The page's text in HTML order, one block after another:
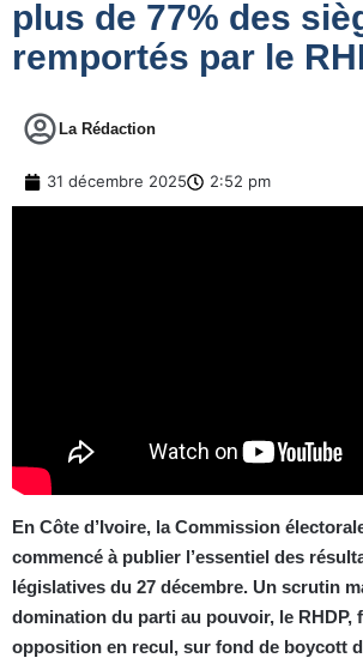
plus de 77% des
remportés par le
La Rédaction
31 décembre 2025 2:52 pm
En Côte d’Ivoire, la Commission
commencé à publier l’essentiel des
législatives du 27 décembre. Un scrutin
domination du parti au pouvoir, le RHDP,
opposition en recul, sur fond de boycott